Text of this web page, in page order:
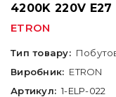
4200K 220V E27
ETRON
Тип товару:
Виробник: ETRON
Артикул: 1-ELP-022